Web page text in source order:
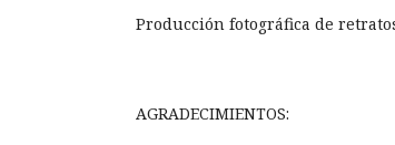
Producción fotográfica de
AGRADECIMIENTOS: